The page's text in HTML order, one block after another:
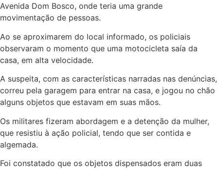
Avenida Dom Bosco, onde teria uma grande
movimentação de pessoas.
Ao se aproximarem do local informado, os policiais
observaram o momento que uma motocicleta saía da
casa, em alta velocidade.
A suspeita, com as características narradas nas denúncias,
correu pela garagem para entrar na casa, e jogou no chão
alguns objetos que estavam em suas mãos.
Os militares fizeram abordagem e a detenção da mulher,
que resistiu à ação policial, tendo que ser contida e
algemada.
Foi constatado que os objetos dispensados eram duas